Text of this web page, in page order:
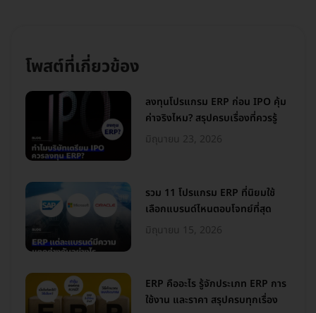
โพสต์ที่เกี่ยวข้อง
ลงทุนโปรแกรม ERP ก่อน IPO คุ้ม
ค่าจริงไหม? สรุปครบเรื่องที่ควรรู้
มิถุนายน 23, 2026
รวม 11 โปรแกรม ERP ที่นิยมใช้
เลือกแบรนด์ไหนตอบโจทย์ที่สุด
มิถุนายน 15, 2026
ERP คืออะไร รู้จักประเภท ERP การ
ใช้งาน และราคา สรุปครบทุกเรื่อง